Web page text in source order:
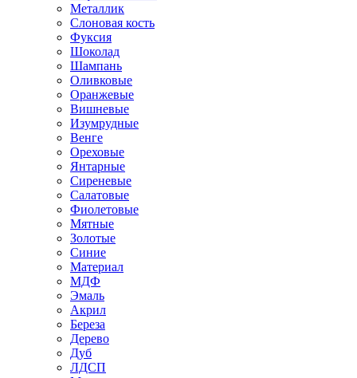
Металлик
Слоновая кость
Фуксия
Шоколад
Шампань
Оливковые
Оранжевые
Вишневые
Изумрудные
Венге
Ореховые
Янтарные
Сиреневые
Салатовые
Фиолетовые
Мятные
Золотые
Синие
Материал
МДФ
Эмаль
Акрил
Береза
Дерево
Дуб
ЛДСП